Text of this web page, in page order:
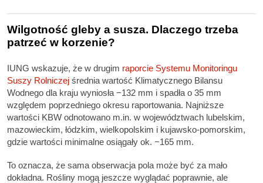
Wilgotność gleby a susza. Dlaczego trzeba
patrzeć w korzenie?
IUNG wskazuje, że w drugim raporcie Systemu Monitoringu
Suszy Rolniczej średnia wartość Klimatycznego Bilansu
Wodnego dla kraju wyniosła −132 mm i spadła o 35 mm
względem poprzedniego okresu raportowania. Najniższe
wartości KBW odnotowano m.in. w województwach lubelskim,
mazowieckim, łódzkim, wielkopolskim i kujawsko-pomorskim,
gdzie wartości minimalne osiągały ok. −165 mm.
To oznacza, że sama obserwacja pola może być za mało
dokładna. Rośliny mogą jeszcze wyglądać poprawnie, ale